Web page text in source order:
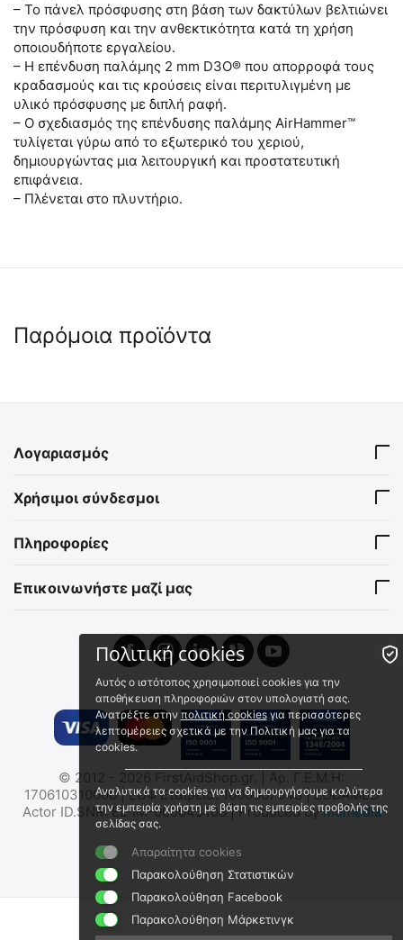
– Το πάνελ πρόσφυσης στη βάση των δακτύλων βελτιώνει
την πρόσφυση και την ανθεκτικότητα κατά τη χρήση
οποιουδήποτε εργαλείου.
– Η επένδυση παλάμης 2 mm D3O® που απορροφά τους
κραδασμούς και τις κρούσεις είναι περιτυλιγμένη με
υλικό πρόσφυσης με διπλή ραφή.
– Ο σχεδιασμός της επένδυσης παλάμης AirHammer™
τυλίγεται γύρω από το εξωτερικό του χεριού,
δημιουργώντας μια λειτουργική και προστατευτική
επιφάνεια.
– Πλένεται στο πλυντήριο.
Παρόμοια προϊόντα
ΓΑΝΤΙΑ MECHANIX, M-
PACT D5, Cut resistant
Άμεσα διαθέσιμο
εργάσιμες
ΓΑΝΤΙΑ MECHANIX, M-Pact,
ΓΑΝΤΙΑ MECHANIX,
ColdWork M-Pact
9020172996
Άμεσα διαθέσιμο
Αποστολή σε 1 εως 3
€42.90
(χωρίς ΦΠΑ)
ΓΑΝΤΙΑ MECHANIX, M-pact,
MultiCam
Άμεσα διαθέσιμο
εργάσιμες
€ 42.49
€ 34.27 (χωρίς ΦΠΑ)
Λογαριασμός
Χρήσιμοι σύνδεσμοι
Πληροφορίες
Επικοινωνήστε μαζί μας
© 2012 - 2026 FirstAidShop.gr. | Αρ. Γ.Ε.Μ.Η:
170610310000 | ΕΟΦ Εταιρεία: 1000007048 | EUDAMED
Actor ID.SNR: EL-IM-000043108 | Produced bymomedia
Πολιτική cookies
Αυτός ο ιστότοπος χρησιμοποιεί cookies για την
αποθήκευση πληροφοριών στον υπολογιστή σας.
Ανατρέξτε στην πολιτική cookiesγια περισσότερες
λεπτομέρειες σχετικά με την Πολιτική μας για τα
cookies.
Αναλυτικά τα cookies για να δημιουργήσουμε καλύτερα
την εμπειρία χρήστη με βάση τις εμπειρίες προβολής της
σελίδας σας.
Απαραίτητα cookies
Παρακολούθηση Στατιστικών
Παρακολούθηση Facebook
Παρακολούθηση Μάρκετινγκ